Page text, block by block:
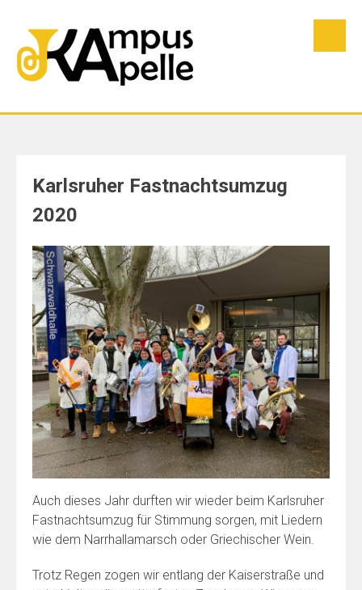
content
Karlsruher Fastnachtsumzug
2020
Auch dieses Jahr durften wir wieder beim Karlsruher
Fastnachtsumzug für Stimmung sorgen, mit Liedern
wie dem Narrhallamarsch oder Griechischer Wein.
Trotz Regen zogen wir entlang der Kaiserstraße und